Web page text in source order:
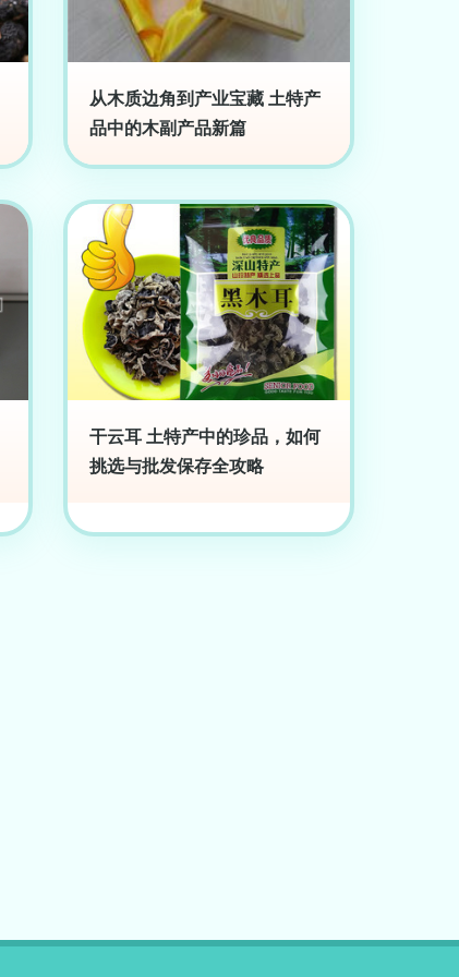
从木质边角到产业宝藏 土特产
品中的木副产品新篇
干云耳 土特产中的珍品，如何
挑选与批发保存全攻略